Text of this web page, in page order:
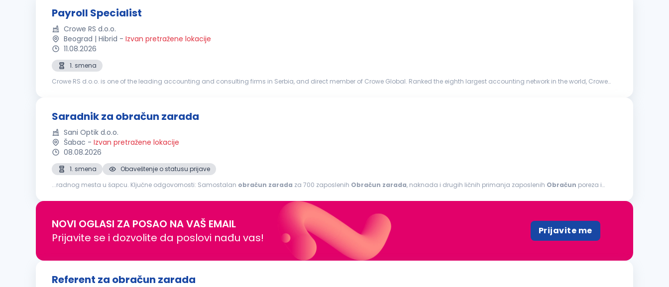
Payroll Specialist
Crowe RS d.o.o.
Beograd | Hibrid - Izvan pretražene lokacije
11.08.2026
1. smena
Crowe RS d.o.o. is one of the leading accounting and consulting firms in Serbia, and direct member of Crowe Global. Ranked the eighth largest accounting network in the world, Crowe
Saradnik za obračun zarada
Sani Optik d.o.o.
Šabac - Izvan pretražene lokacije
08.08.2026
1. smena
Obaveštenje o statusu prijave
...radnog mesta u šapcu. Ključne odgovornosti: Samostalan obračun zarada za 700 zaposlenih Obračun zarada, naknada i drugih ličnih primanja zaposlenih Obračun poreza i
NOVI OGLASI ZA POSAO NA VAŠ EMAIL
Prijavite se i dozvolite da poslovi nađu vas!
Prijavite me
Referent za obračun zarada